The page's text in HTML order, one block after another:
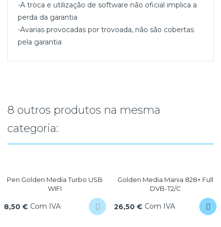
-A troca e utilização de software não oficial implica a
perda da garantia
-Avarias provocadas por trovoada, não são cobertas
pela garantia
8 outros produtos na mesma
categoria:
Pen Golden Media Turbo USB
WIFI
8,50 € Com IVA
Golden Media Mania 828+ Full
DVB-T2/C
26,50 € Com IVA